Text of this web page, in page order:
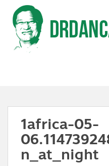
1africa-05-
n_at_night